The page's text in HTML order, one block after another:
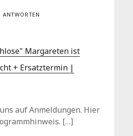
ANTWORTEN
Margareten ist
+ Ersatztermin |
auf Anmeldungen. Hier
[…]